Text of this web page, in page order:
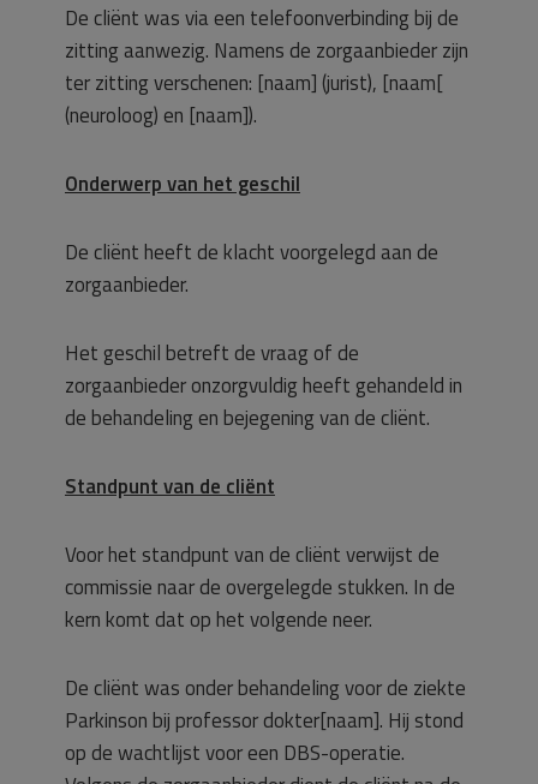
De cliënt was via een telefoonverbinding bij de
zitting aanwezig. Namens de zorgaanbieder zijn
ter zitting verschenen: [naam] (jurist), [naam[
(neuroloog) en [naam]).
Onderwerp van het geschil
De cliënt heeft de klacht voorgelegd aan de
zorgaanbieder.
Het geschil betreft de vraag of de
zorgaanbieder onzorgvuldig heeft gehandeld in
de behandeling en bejegening van de cliënt.
Standpunt van de cliënt
Voor het standpunt van de cliënt verwijst de
commissie naar de overgelegde stukken. In de
kern komt dat op het volgende neer.
De cliënt was onder behandeling voor de ziekte
Parkinson bij professor dokter[naam]. Hij stond
op de wachtlijst voor een DBS-operatie.